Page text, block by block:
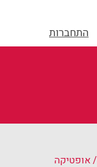
התחברות
/ אופטיקה